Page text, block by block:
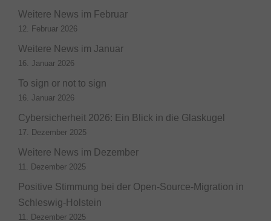
Weitere News im Februar
12. Februar 2026
Weitere News im Januar
16. Januar 2026
To sign or not to sign
16. Januar 2026
Cybersicherheit 2026: Ein Blick in die Glaskugel
17. Dezember 2025
Weitere News im Dezember
11. Dezember 2025
Positive Stimmung bei der Open-Source-Migration in
Schleswig-Holstein
11. Dezember 2025